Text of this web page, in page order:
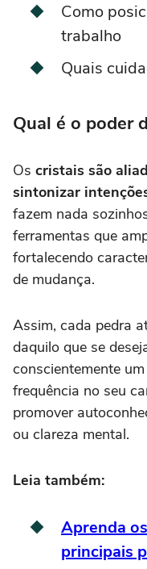
Como
trabalho
Quais
Qual é o poder
Os cristais são
sintonizar
fazem nada
ferramentas que
fortalecendo
de mudança.
Assim, cada pedra
daquilo que se
conscientemente
frequência no seu
promover
ou clareza mental.
Leia também:
Aprenda
principais